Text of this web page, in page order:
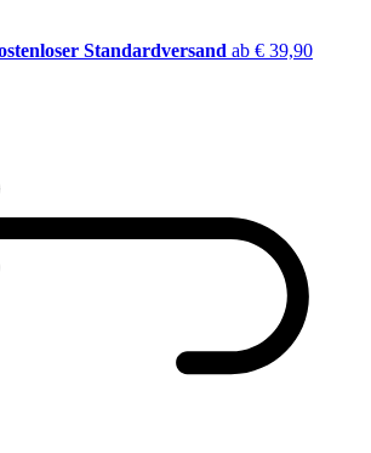
Standardversand ab € 39,90